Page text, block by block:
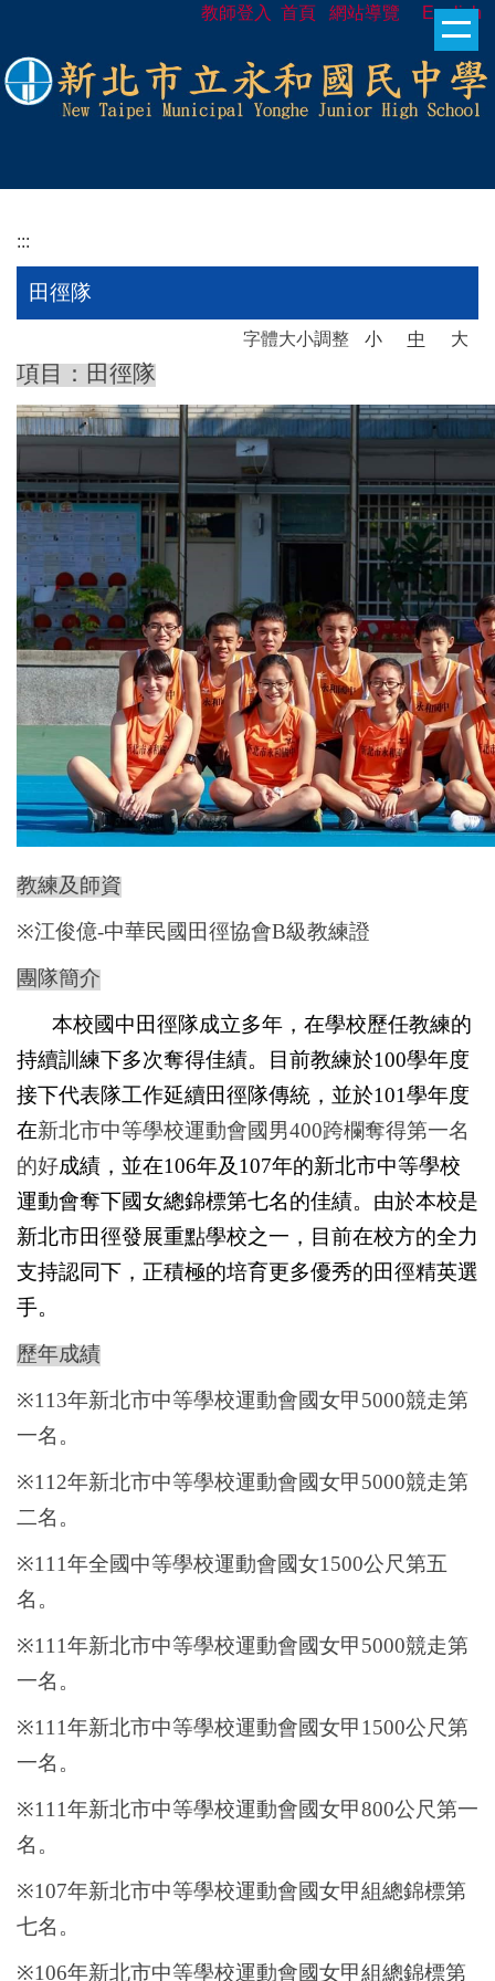
主
要
教師登入 首頁 網站導覽 English
:::
田徑隊
字體大小調整 小 中 大
項目：田徑隊
教練及師資
※江俊億-中華民國田徑協會B級教練證
團隊簡介
本校國中田徑隊成立多年，在學校歷任教練的
持續訓練下多次奪得佳績。 目前教練於100學年度
接下代表隊工作延續田徑隊傳統，並於101學年度
在新北市中等學校運動會國男400跨欄奪得第一名
的好成績，並在106年及107年的新北市中等學校
運動會奪下國女總錦標第七名的佳績。 由於本校是
新北市田徑發展重點學校之一，目前在校方的全力
支持認同下，正積極的培育更多優秀的田徑精英選
手。
歷年成績
※113年新北市中等學校運動會國女甲5000競走第
一名。
※112年新北市中等學校運動會國女甲5000競走第
二名。
※111年全國中等學校運動會國女1500公尺第五
名 。
※111年新北市中等學校運動會國女甲5000競走第
一名。
※111年新北市中等學校運動會國女甲1500公尺第
一名。
※111年新北市中等學校運動會國女甲800公尺第一
名。
※107年新北市中等學校運動會國女甲組總錦標第
七名。
※106年新北市中等學校運動會國女甲組總錦標第